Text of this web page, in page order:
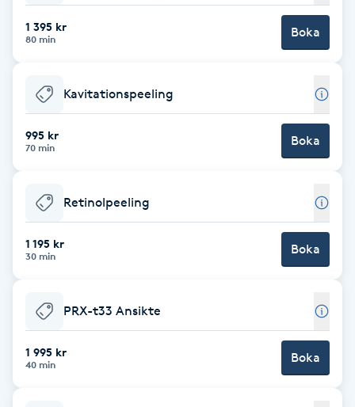
Bröllopsuppsättning
C
Celluliter
Coachning
Diamantslipning
1 395 kr
80 min Boka
Kavitationspeeling
995 kr
70 min Boka
Retinolpeeling
1 195 kr
30 min Boka
PRX-t33 Ansikte
1 995 kr
40 min Boka